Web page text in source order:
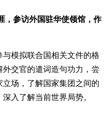
，参访外国驻华使领馆，作
模拟联合国相关文件的格
交官的遣词造句功力，尝
场，了解国家集团之间的
入了解当前世界局势。